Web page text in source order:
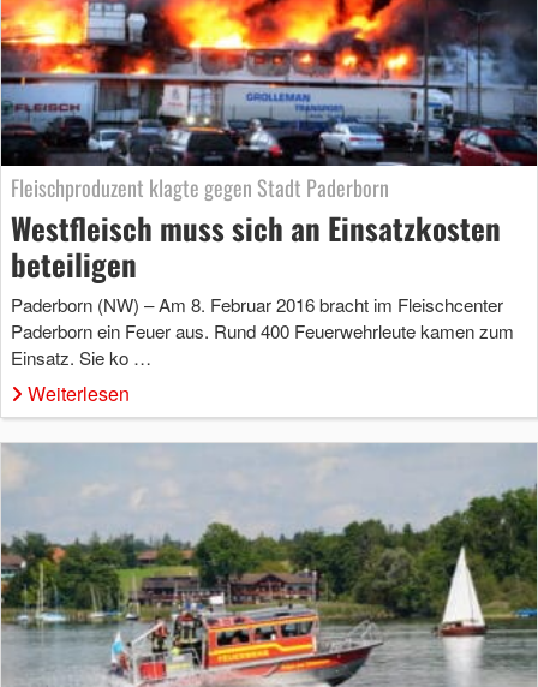
Fleischproduzent klagte gegen Stadt Paderborn
Westfleisch muss sich an Einsatzkosten
beteiligen
Paderborn (NW) – Am 8. Februar 2016 bracht im Fleischcenter
Paderborn ein Feuer aus. Rund 400 Feuerwehrleute kamen zum
Einsatz. Sie ko …
Weiterlesen